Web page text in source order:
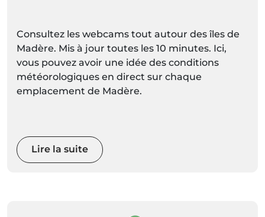
Consultez les webcams tout autour des îles de
Madère. Mis à jour toutes les 10 minutes. Ici,
vous pouvez avoir une idée des conditions
météorologiques en direct sur chaque
emplacement de Madère.
Lire la suite